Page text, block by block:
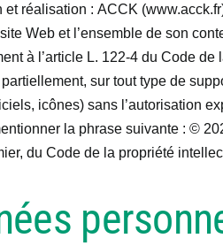
et réalisation : ACCK
Web et l’ensemble de son
à l’article L. 122-4 du Code
sur tout type de
icônes) sans l’autorisation
la phrase suivante : ©
du Code de la propriété